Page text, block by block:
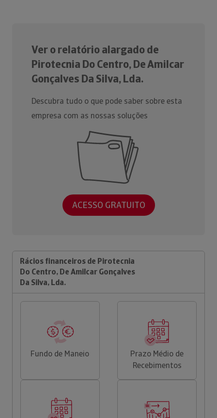
Ver o relatório alargado de
Pirotecnia Do Centro, De Amilcar
Gonçalves Da Silva, Lda.
Descubra tudo o que pode saber sobre esta
empresa com as nossas soluções
ACESSO GRATUITO
Rácios financeiros de Pirotecnia
Do Centro, De Amilcar Gonçalves
Da Silva, Lda.
Fundo de Maneio
Prazo Médio de
Recebimentos